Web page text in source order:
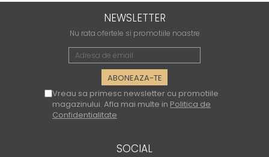
NEWSLETTER
Nu rata ofertele si promotiile noastre
Vreau sa primesc newsletter cu promotiile
magazinului. Afla mai multe in Politica de
Confidentialitate
SOCIAL